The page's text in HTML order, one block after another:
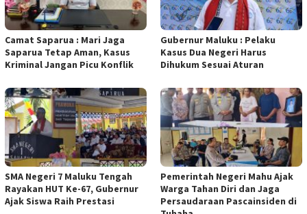
Camat Saparua : Mari Jaga
Saparua Tetap Aman, Kasus
Kriminal Jangan Picu Konflik
Gubernur Maluku : Pelaku
Kasus Dua Negeri Harus
Dihukum Sesuai Aturan
SMA Negeri 7 Maluku Tengah
Rayakan HUT Ke-67, Gubernur
Ajak Siswa Raih Prestasi
Pemerintah Negeri Mahu Ajak
Warga Tahan Diri dan Jaga
Persaudaraan Pascainsiden di